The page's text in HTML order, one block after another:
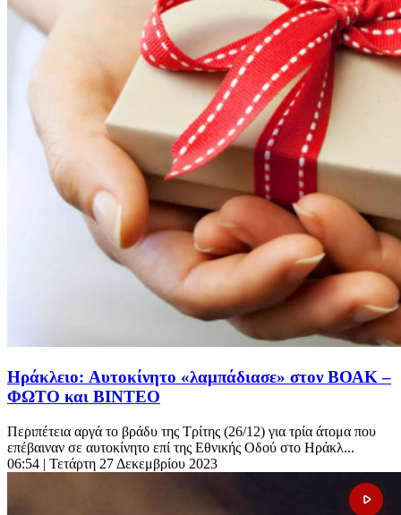
Ηράκλειο: Aυτοκίνητο «λαμπάδιασε» στον ΒΟΑΚ –
ΦΩΤΟ και ΒΙΝΤΕΟ
Περιπέτεια αργά το βράδυ της Τρίτης (26/12) για τρία άτομα που
επέβαιναν σε αυτοκίνητο επί της Εθνικής Οδού στο Ηράκλ...
06:54 | Τετάρτη 27 Δεκεμβρίου 2023